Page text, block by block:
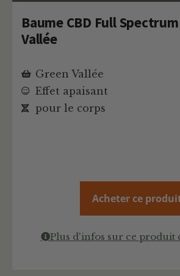
Baume CBD Full
Vallée
Green Vallée
Effet apaisant
pour le corps
Acheter ce
Plus d'infos sur ce produit